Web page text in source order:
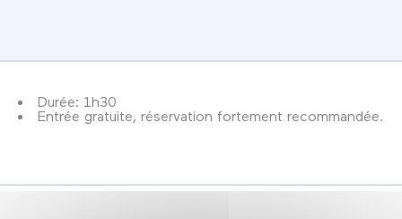
Durée: 1h30
Entrée gratuite, réservation fortement recommandée.